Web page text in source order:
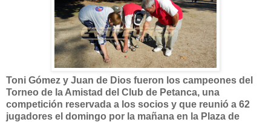
Toni Gómez y Juan de Dios fueron los campeones del
Torneo de la Amistad del Club de Petanca, una
competición reservada a los socios y que reunió a 62
jugadores el domingo por la mañana en la Plaza de